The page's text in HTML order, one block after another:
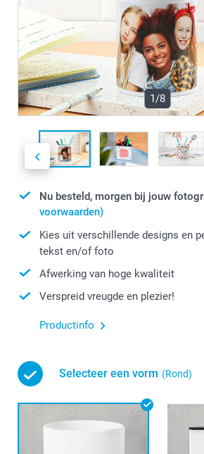
1/8
Nu besteld, morgen bij jouw
voorwaarden)
Kies uit verschillende designs en
tekst en/of foto
Afwerking van hoge kwaliteit
Verspreid vreugde en plezier!
Productinfo
Selecteer een vorm (Rond)